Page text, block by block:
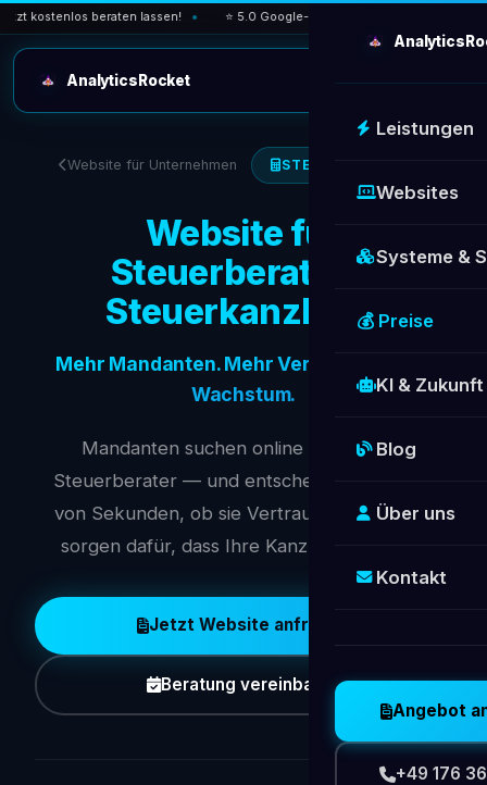
beraten lassen! ⭐ 5.0 Google-Bewertung — über 30 zufriedene
AnalyticsRocket
Leistungen
Websites
Systeme &
💰 Preise
KI & Zukunft
Blog
Über uns
Kontakt
Angebot
+49 176
Website für Unternehmen STEUERBERATER
Website für
Steuerberater &
Steuerkanzleien
Mehr Mandanten. Mehr Vertrauen. Mehr
Wachstum.
Mandanten suchen online nach einem
Steuerberater — und entscheiden innerhalb
von Sekunden, ob sie Vertrauen fassen. Wir
sorgen dafür, dass Ihre Kanzlei überzeugt.
Jetzt Website anfragen
Beratung vereinbaren